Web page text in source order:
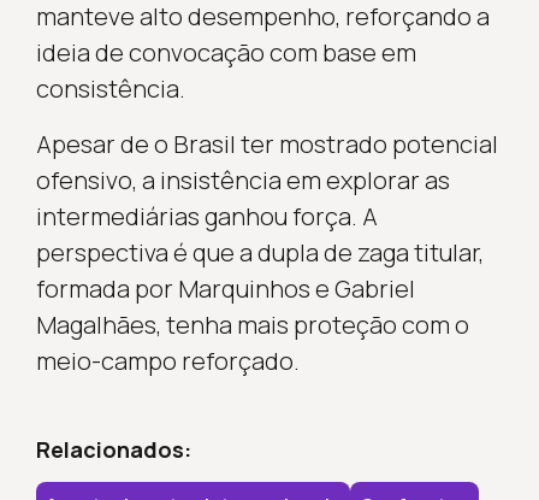
manteve alto desempenho, reforçando a
ideia de convocação com base em
consistência.
Apesar de o Brasil ter mostrado potencial
ofensivo, a insistência em explorar as
intermediárias ganhou força. A
perspectiva é que a dupla de zaga titular,
formada por Marquinhos e Gabriel
Magalhães, tenha mais proteção com o
meio-campo reforçado.
Relacionados: